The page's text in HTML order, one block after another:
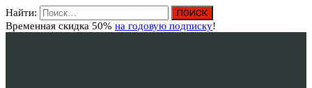
Найти:
Временная скидка 50% на годовую подписку!